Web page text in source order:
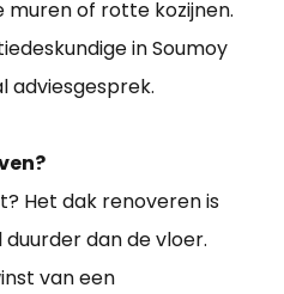
muren of rotte kozijnen.
in Soumoy
adviesgesprek.
Het dak renoveren is
dan de vloer.
van een